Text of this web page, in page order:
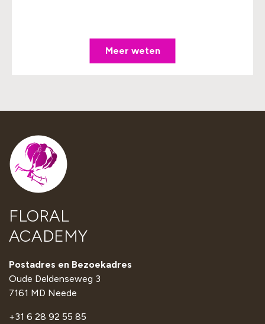
Meer weten
FLORAL
ACADEMY
Postadres en Bezoekadres
Oude Deldenseweg 3
7161 MD Neede
+31 6 28 92 55 85